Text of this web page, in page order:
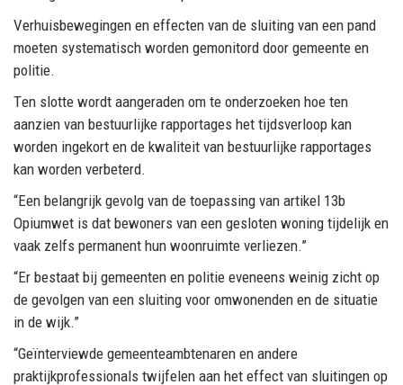
Verhuisbewegingen en effecten van de sluiting van een pand
moeten systematisch worden gemonitord door gemeente en
politie.
Ten slotte wordt aangeraden om te onderzoeken hoe ten
aanzien van bestuurlijke rapportages het tijdsverloop kan
worden ingekort en de kwaliteit van bestuurlijke rapportages
kan worden verbeterd.
“Een belangrijk gevolg van de toepassing van artikel 13b
Opiumwet is dat bewoners van een gesloten woning tijdelijk en
vaak zelfs permanent hun woonruimte verliezen.”
“Er bestaat bij gemeenten en politie eveneens weinig zicht op
de gevolgen van een sluiting voor omwonenden en de situatie
in de wijk.”
“Geïnterviewde gemeenteambtenaren en andere
praktijkprofessionals twijfelen aan het effect van sluitingen op